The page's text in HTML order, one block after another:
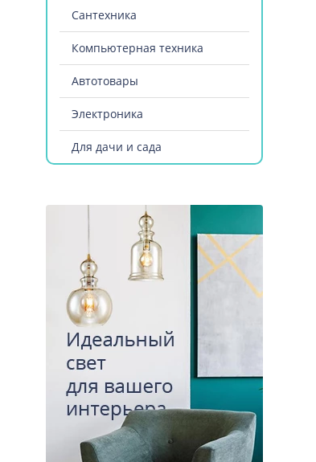
Сантехника
Компьютерная техника
Автотовары
Электроника
Для дачи и сада